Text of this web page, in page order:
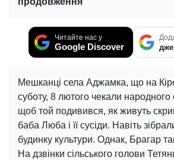
Читайте нас у
Google Discover
Мешканці села Аджамка, що на
суботу, 8 лютого чекали народного
щоб той подивився, як живуть
баба Люба і її сусіди. Навіть
будинку культури. Однак, Брагар
На дзвінки сільського голови